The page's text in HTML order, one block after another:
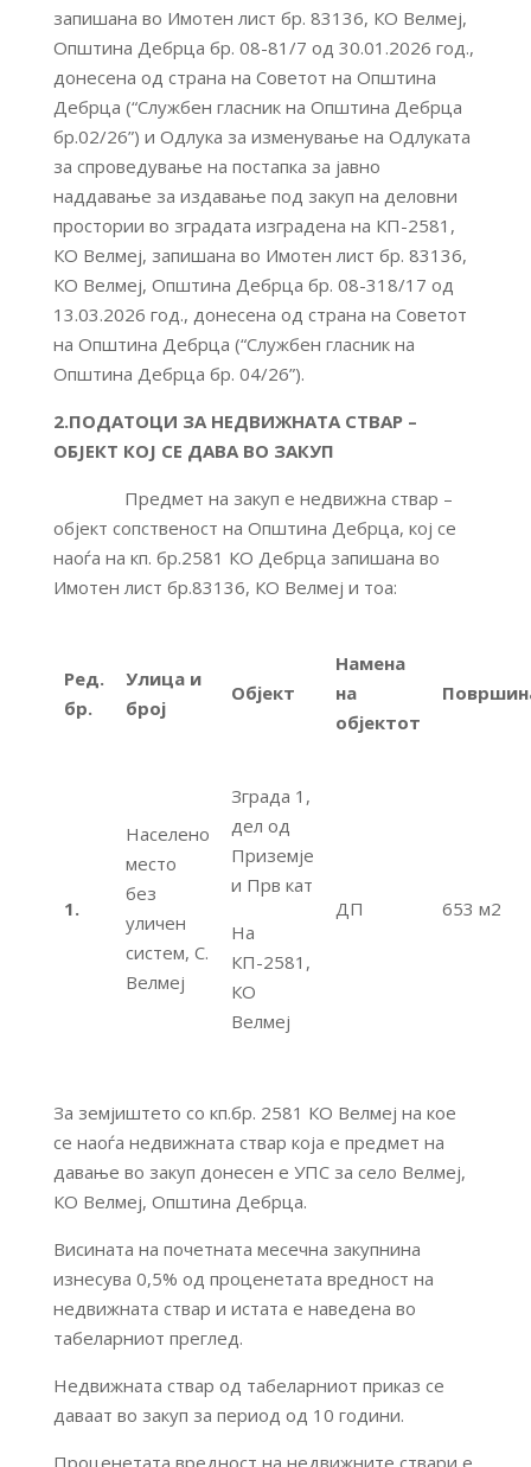
запишана во Имотен лист бр. 83136, КО Велмеј,
Општина Дебрца бр. 08-81/7 од 30.01.2026 год.,
донесена од страна на Советот на Општина
Дебрца (“Службен гласник на Општина Дебрца
бр.02/26”) и Одлука за изменување на Одлуката
за спроведување на постапка за јавно
наддавање за издавање под закуп на деловни
простории во зградата изградена на КП-2581,
КО Велмеј, запишана во Имотен лист бр. 83136,
КО Велмеј, Општина Дебрца бр. 08-318/17 од
13.03.2026 год., донесена од страна на Советот
на Општина Дебрца (“Службен гласник на
Општина Дебрца бр. 04/26”).
2.ПОДАТОЦИ ЗА НЕДВИЖНАТА СТВАР –
ОБЈЕКТ КОЈ СЕ ДАВА ВО ЗАКУП
Предмет на закуп е недвижна ствар –
објект сопственост на Општина Дебрца, кој се
наоѓа на кп. бр.2581 КО Дебрца запишана во
Имотен лист бр.83136, КО Велмеј и тоа:
Ред.
бр.
Улица и
број
Објект
Намена
на
објектот
1.
Населено
место
без
уличен
систем, С.
Велмеј
Зграда 1,
дел од
Приземје
и Прв кат
На
КП-2581,
КО
Велмеј
ДП 653 м2
За земјиштето со кп.бр. 2581 КО Велмеј на кое
се наоѓа недвижната ствар која е предмет на
давање во закуп донесен е УПС за село Велмеј,
КО Велмеј, Општина Дебрца.
Висината на почетната месечна закупнина
изнесува 0,5% од проценетата вредност на
недвижната ствар и истата е наведена во
табеларниот преглед.
Недвижната ствар од табеларниот приказ се
даваат во закуп за период од 10 години.
Проценетата вредност на недвижните ствари е